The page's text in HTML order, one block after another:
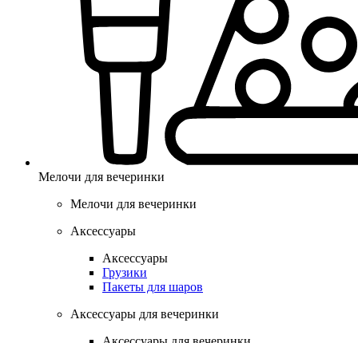
Мелочи для вечеринки
Мелочи для вечеринки
Аксессуары
Аксессуары
Грузики
Пакеты для шаров
Аксессуары для вечеринки